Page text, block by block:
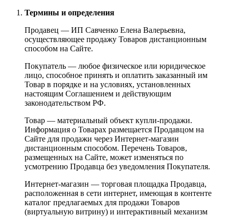
Термины и определения
Продавец — ИП Савченко Елена Валерьевна,
осуществляющее продажу Товаров дистанционным
способом на Сайте.
Покупатель — любое физическое или юридическое
лицо, способное принять и оплатить заказанный им
Товар в порядке и на условиях, установленных
настоящим Соглашением и действующим
законодательством РФ.
Товар — материальный объект купли-продажи.
Информация о Товарах размещается Продавцом на
Сайте для продажи через Интернет-магазин
дистанционным способом. Перечень Товаров,
размещенных на Сайте, может изменяться по
усмотрению Продавца без уведомления Покупателя.
Интернет-магазин — торговая площадка Продавца,
расположенная в сети интернет, имеющая в контенте
каталог предлагаемых для продажи Товаров
(виртуальную витрину) и интерактивный механизм